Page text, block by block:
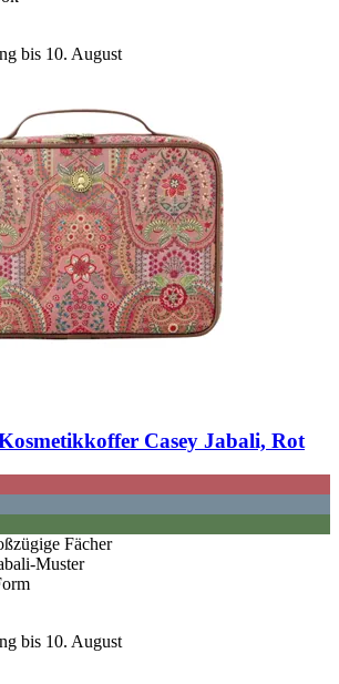
bis 10. August
Casey Jabali, Rot
Fächer
Muster
bis 10. August